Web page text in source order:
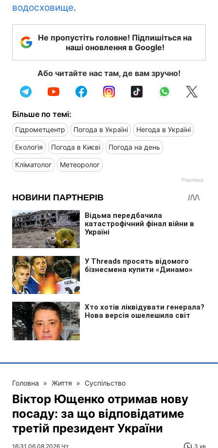
водосховище.
Не пропустіть головне! Підпишіться на
наші оновлення в Google!
Або читайте нас там, де вам зручно!
Більше по темі:
Гідрометцентр Погода в Україні Негода в Україні
Екологія Погода в Києві Погода на день
Кліматолог Метеоролог
Головна » Життя » Суспільство
Віктор Ющенко отримав нову
посаду: за що відповідатиме
третій президент України
16:31 06.08.2026 Чт 3 хв